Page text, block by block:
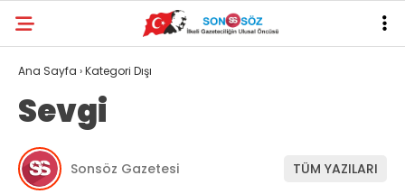
Ana Sayfa ›Kategori Dışı
Sevgi
Sonsöz Gazetesi TÜM YAZILARI